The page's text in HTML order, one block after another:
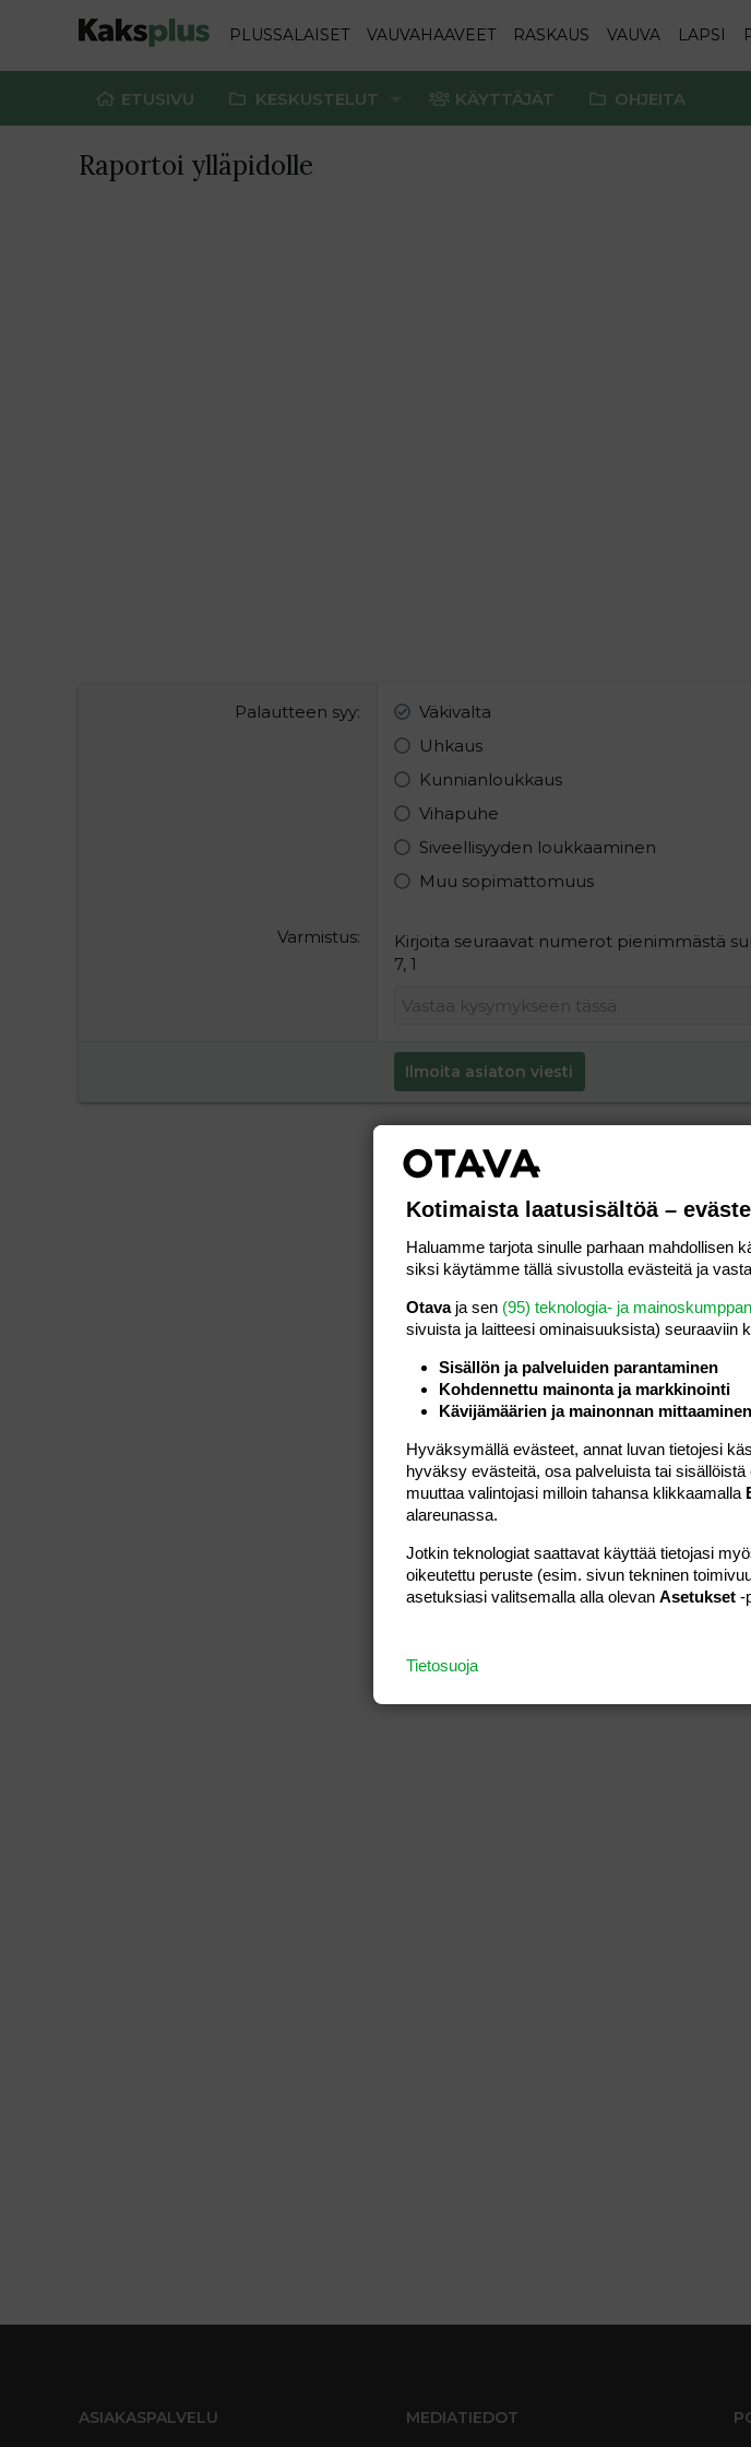
PLUSSALAISET VAUVAHAAVEET RASKAUS VAUVA LAPSI
ETUSIVU KESKUSTELUT KÄYTTÄJÄT OHJEITA
Raportoi ylläpidolle
Palautteen syy
Väkivalta
Uhkaus
Kunnianloukkaus
Vihapuhe
Siveellisyyden loukkaaminen
Muu sopimattomuus
Varmistus
Kirjoita seuraavat numerot pienimmästä
7, 1
Ilmoita asiaton viesti
ASIAKASPALVELU MEDIATIEDOT
Kotimaista laatusisältöä –
Haluamme tarjota sinulle parhaan mahdollisen
siksi käytämme tällä sivustolla evästeitä ja
Otavaja sen (95) teknologia- ja
sivuista ja laitteesi ominaisuuk­sista) seuraaviin
Sisällön ja palveluiden parantaminen
Kohdennettu mainonta ja markkinointi
Kävijämäärien ja mainonnan mittaaminen
Hyväksymällä evästeet, annat luvan tietojesi
hyväksy evästeitä, osa palveluista tai
muuttaa valintojasi milloin tahansa klikkaamalla
alareunassa.
Jotkin teknologiat saattavat käyttää tietojasi
oikeutettu peruste (esim. sivun tekninen
asetuksiasi valitsemalla alla olevan Asetukset -
Tietosuoja